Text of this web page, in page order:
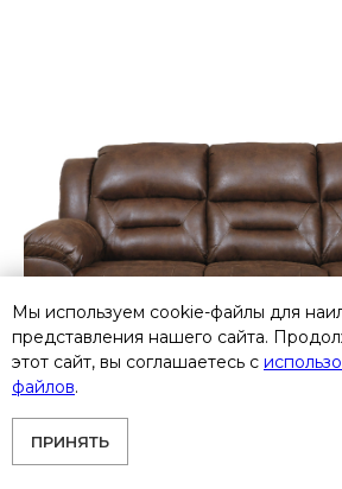
Мы используем cookie-файлы для
представления нашего сайта.
этот сайт, вы соглашаетесь с
файлов.
ПРИНЯТЬ